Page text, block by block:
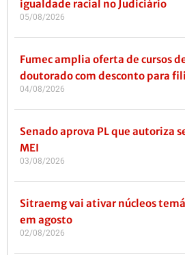
igualdade racial no Judiciário
05/08/2026
Fumec amplia oferta de cursos
doutorado com desconto para
04/08/2026
Senado aprova PL que autoriza
MEI
03/08/2026
Sitraemg vai ativar núcleos
em agosto
02/08/2026